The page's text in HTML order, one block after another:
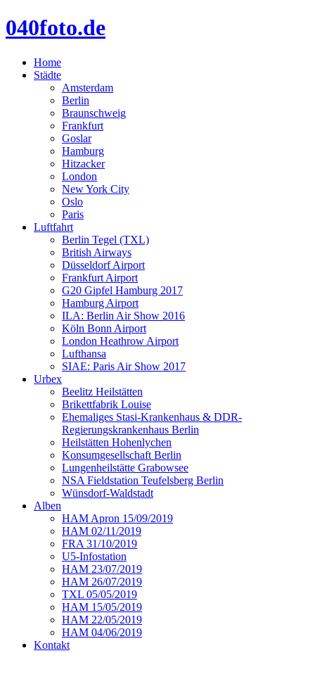
040foto.de
Home
Städte
Amsterdam
Berlin
Braunschweig
Frankfurt
Goslar
Hamburg
Hitzacker
London
New York City
Oslo
Paris
Luftfahrt
Berlin Tegel (TXL)
British Airways
Düsseldorf Airport
Frankfurt Airport
G20 Gipfel Hamburg 2017
Hamburg Airport
ILA: Berlin Air Show 2016
Köln Bonn Airport
London Heathrow Airport
Lufthansa
SIAE: Paris Air Show 2017
Urbex
Beelitz Heilstätten
Brikettfabrik Louise
Ehemaliges Stasi-Krankenhaus & DDR-
Regierungskrankenhaus Berlin
Heilstätten Hohenlychen
Konsumgesellschaft Berlin
Lungenheilstätte Grabowsee
NSA Fieldstation Teufelsberg Berlin
Wünsdorf-Waldstadt
Alben
HAM Apron 15/09/2019
HAM 02/11/2019
FRA 31/10/2019
U5-Infostation
HAM 23/07/2019
HAM 26/07/2019
TXL 05/05/2019
HAM 15/05/2019
HAM 22/05/2019
HAM 04/06/2019
Kontakt